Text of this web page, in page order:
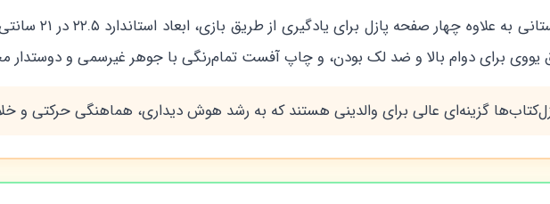
ترکیب چهار صفحه
یووی برای دوام بالا و ضد لک بودن، و چاپ آفست تمام‌رنگی با جوهر غیرسمی و
گزینه‌ای عالی برای والدینی هستند که به رشد هوش دیداری، هماهنگی حرکتی و